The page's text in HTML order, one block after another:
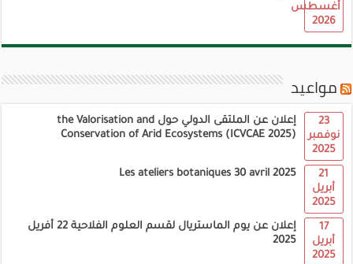
أغسطس
2026
مواعيد
إعلان عن الملتقى الدولي حول the Valorisation and
Conservation of Arid Ecosystems (ICVCAE 2025)
23
نوفمبر
2025
Les ateliers botaniques 30 avril 2025
21
أبريل
2025
إعلان عن يوم الماستريال لقسم العلوم الفلاحية 22 أفريل
2025
17
أبريل
2025